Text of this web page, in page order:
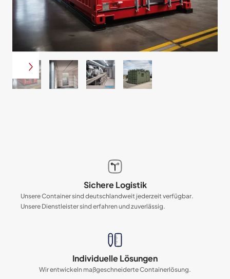
Sichere Logistik
Unsere Container sind deutschlandweit jederzeit verfügbar.
Unsere Dienstleister sind erfahren und zuverlässig.
Individuelle Lösungen
Wir entwickeln maßgeschneiderte Containerlösung.